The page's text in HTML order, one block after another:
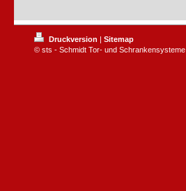
Druckversion | Sitemap
© sts - Schmidt Tor- und Schrankensysteme